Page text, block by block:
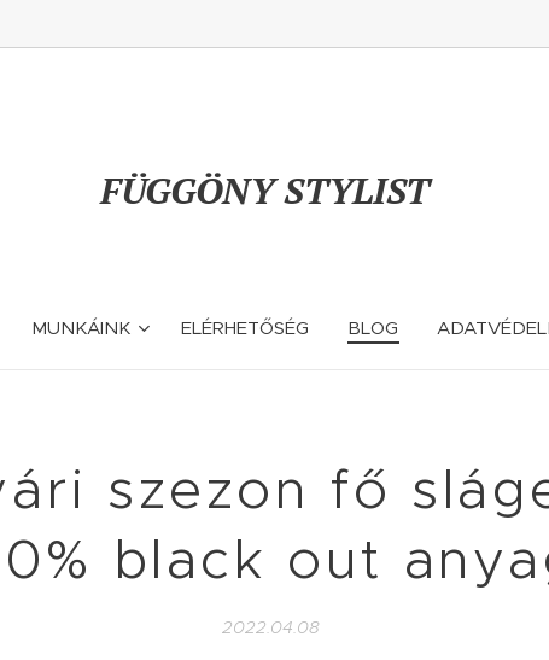
FÜGGÖNY STYLIST
MUNKÁINK ELÉRHETŐSÉG BLOG
szezon fő
black out
2022.04.08